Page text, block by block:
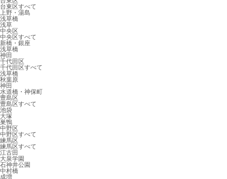
台東区すべて
上野・湯島
浅草橋
浅草
中央区
中央区すべて
新橋・銀座
浅草橋
神田
千代田区
千代田区すべて
浅草橋
秋葉原
神田
水道橋・神保町
豊島区
豊島区すべて
池袋
大塚
巣鴨
中野区
中野区すべて
練馬区
練馬区すべて
江古田
大泉学園
石神井公園
中村橋
成増